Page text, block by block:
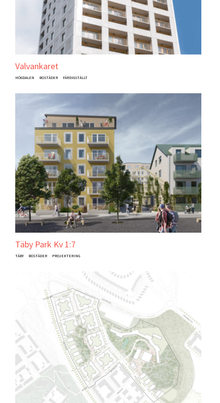
Valvankaret
HÖGDALEN BOSTÄDER FÄRDIGSTÄLLT
Täby Park Kv 1:7
TÄBY BOSTÄDER PROJEKTERING